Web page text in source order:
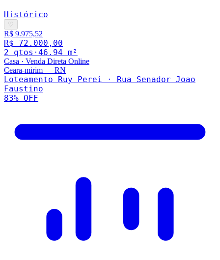
Histórico
♡
R$ 9.975,52
R$ 72.000,00
2 qtos · 46.94 m²
Casa · Venda Direta Online
Ceara-mirim — RN
Loteamento Ruy Perei · Rua Senador Joao
Faustino
83% OFF